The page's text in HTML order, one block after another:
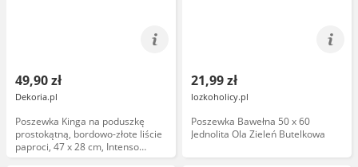
49,90 zł
Dekoria.pl
Poszewka Kinga na poduszkę
prostokątną, bordowo-złote liście
paproci, 47 x 28 cm, Intenso
Premium
21,99 zł
lozkoholicy.pl
Poszewka Bawełna 50 x 60
Jednolita Ola Zieleń Butelkowa